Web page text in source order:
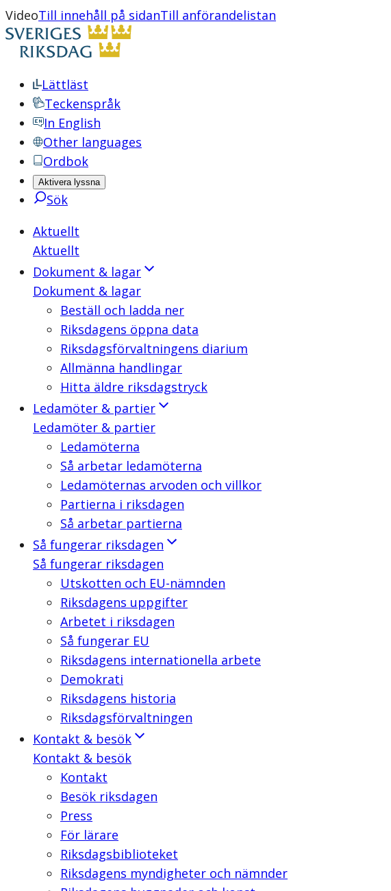
VideoTill innehåll på sidanTill anförandelistan
Lättläst
Teckenspråk
In English
Other languages
Ordbok
Aktivera lyssna
Sök
Aktuellt
Aktuellt
Dokument & lagar
Dokument & lagar
Beställ och ladda ner
Riksdagens öppna data
Riksdagsförvaltningens diarium
Allmänna handlingar
Hitta äldre riksdagstryck
Ledamöter & partier
Ledamöter & partier
Ledamöterna
Så arbetar ledamöterna
Ledamöternas arvoden och villkor
Partierna i riksdagen
Så arbetar partierna
Så fungerar riksdagen
Så fungerar riksdagen
Utskotten och EU-nämnden
Riksdagens uppgifter
Arbetet i riksdagen
Så fungerar EU
Riksdagens internationella arbete
Demokrati
Riksdagens historia
Riksdagsförvaltningen
Kontakt & besök
Kontakt & besök
Kontakt
Besök riksdagen
Press
För lärare
Riksdagsbiblioteket
Riksdagens myndigheter och nämnder